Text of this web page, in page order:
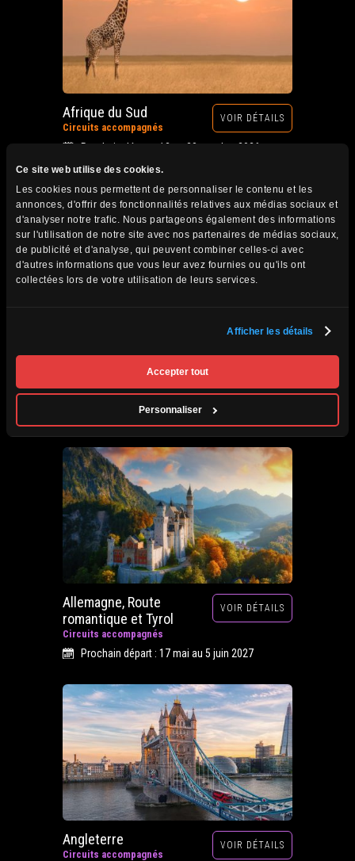
Ce site web utilise des cookies.
Les cookies nous permettent de personnaliser le contenu et les
annonces, d'offrir des fonctionnalités relatives aux médias sociaux et
d'analyser notre trafic. Nous partageons également des informations
sur l'utilisation de notre site avec nos partenaires de médias sociaux,
de publicité et d'analyse, qui peuvent combiner celles-ci avec
d'autres informations que vous leur avez fournies ou qu'ils ont
collectées lors de votre utilisation de leurs services.
Afficher les détails
Accepter tout
Personnaliser
Afrique du Sud
Circuits accompagnés
VOIR DÉTAILS
Prochain départ : 12 au 28 octobre 2026
Allemagne, Route
romantique et Tyrol
Circuits accompagnés
VOIR DÉTAILS
Prochain départ : 17 mai au 5 juin 2027
Angleterre
Circuits accompagnés
VOIR DÉTAILS